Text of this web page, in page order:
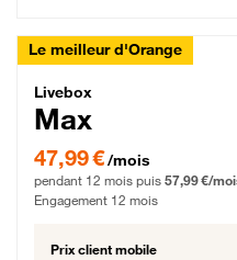
Le meilleur d'Orange
Livebox Max
Livebox
Max
47,99 € par mois pendant 12
47,99 €/mois
pendant 12 mois puis 57,99 €/
Engagement 12 mois
Prix client mobile